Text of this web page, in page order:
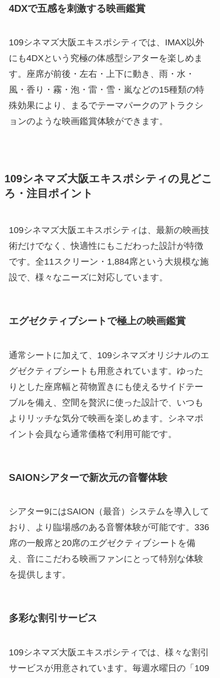
4DXで五感を刺激する映画鑑賞
109シネマズ大阪エキスポシティでは、IMAX以外
にも4DXという究極の体感型シアターを楽しめま
す。座席が前後・左右・上下に動き、雨・水・
風・香り・霧・泡・雷・雪・嵐などの15種類の特
殊効果により、まるでテーマパークのアトラクシ
ョンのような映画鑑賞体験ができます。
109シネマズ大阪エキスポシティの見どこ
ろ・注目ポイント
109シネマズ大阪エキスポシティは、最新の映画技
術だけでなく、快適性にもこだわった設計が特徴
です。全11スクリーン・1,884席という大規模な施
設で、様々なニーズに対応しています。
エグゼクティブシートで極上の映画鑑賞
通常シートに加えて、109シネマズオリジナルのエ
グゼクティブシートも用意されています。ゆった
りとした座席幅と荷物置きにも使えるサイドテー
ブルを備え、空間を贅沢に使った設計で、いつも
よりリッチな気分で映画を楽しめます。シネマポ
イント会員なら通常価格で利用可能です。
SAIONシアターで新次元の音響体験
シアター9にはSAION（最音）システムを導入して
おり、より臨場感のある音響体験が可能です。336
席の一般席と20席のエグゼクティブシートを備
え、音にこだわる映画ファンにとって特別な体験
を提供します。
多彩な割引サービス
109シネマズ大阪エキスポシティでは、様々な割引
サービスが用意されています。毎週水曜日の「109